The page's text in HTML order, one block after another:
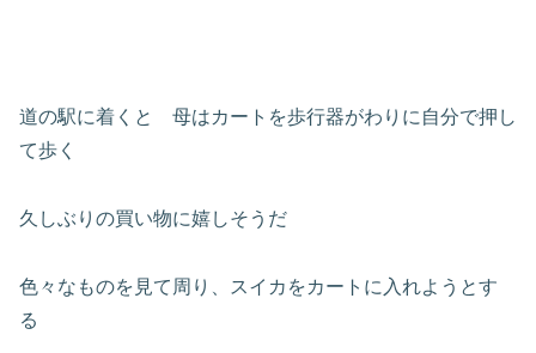
道の駅に着くと 母はカートを歩行器がわりに自分で押し
て歩く
久しぶりの買い物に嬉しそうだ
色々なものを見て周り、スイカをカートに入れようとす
る